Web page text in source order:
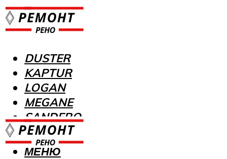
DUSTER
KAPTUR
LOGAN
MEGANE
SANDERO
МЕНЮ